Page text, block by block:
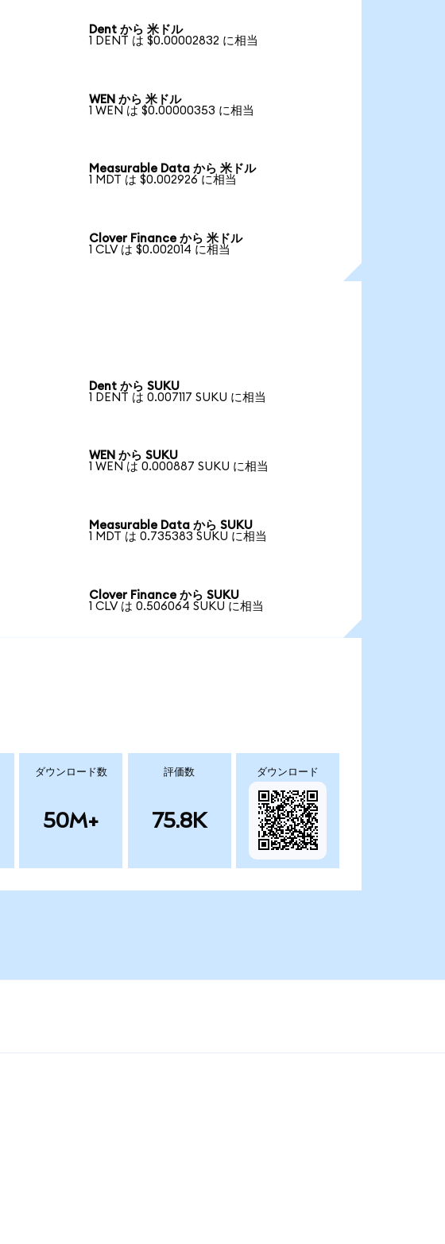
Dent から 米ドル
1 DENT は $0.00002832 に相当
WEN から 米ドル
1 WEN は $0.00000353 に相当
Measurable Data から 米ドル
1 MDT は $0.002926 に相当
Clover Finance から 米ドル
1 CLV は $0.002014 に相当
Dent から SUKU
1 DENT は 0.007117 SUKU に相当
WEN から SUKU
1 WEN は 0.000887 SUKU に相当
Measurable Data から SUKU
1 MDT は 0.735383 SUKU に相当
Clover Finance から SUKU
1 CLV は 0.506064 SUKU に相当
ダウンロード数
50M+
評価数
75.8K
ダウンロード